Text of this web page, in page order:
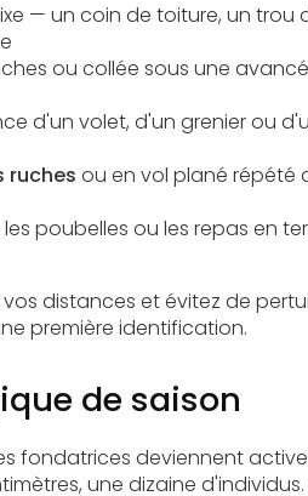
— un coin de toiture, un trou
ou collée sous une
d'un volet, d'un grenier ou
ruches ou en vol plané répété
poubelles ou les repas en
distances et évitez de
première identification.
de saison
fondatrices deviennent
une dizaine